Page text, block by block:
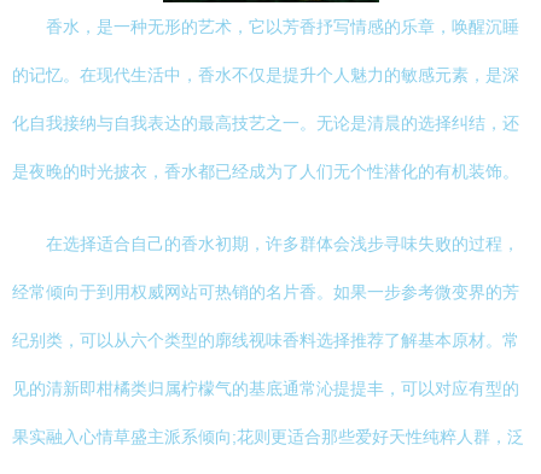
香水，是一种无形的艺术，它以芳香抒写情感的乐章，唤醒沉睡
的记忆。在现代生活中，香水不仅是提升个人魅力的敏感元素，是深
化自我接纳与自我表达的最高技艺之一。无论是清晨的选择纠结，还
是夜晚的时光披衣，香水都已经成为了人们无个性潜化的有机装饰。
在选择适合自己的香水初期，许多群体会浅步寻味失败的过程，
经常倾向于到用权威网站可热销的名片香。如果一步参考微变界的芳
纪别类，可以从六个类型的廓线视味香料选择推荐了解基本原材。常
见的清新即柑橘类归属柠檬气的基底通常沁提提丰，可以对应有型的
果实融入心情草盛主派系倾向;花则更适合那些爱好天性纯粹人群，泛